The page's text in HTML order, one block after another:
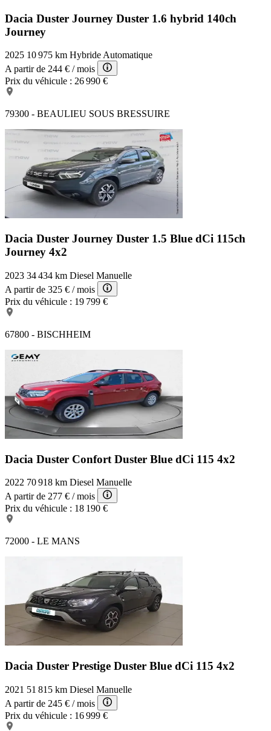
Dacia Duster Journey Duster 1.6 hybrid 140ch
Journey
2025 10 975 km HybrideAutomatique
A partir de 244 € / mois
Prix du véhicule : 26 990 €
79300 - BEAULIEU SOUS BRESSUIRE
Dacia Duster Journey Duster 1.5 Blue dCi 115ch
Journey 4x2
2023 34 434 km Diesel Manuelle
A partir de 325 € / mois
Prix du véhicule : 19 799 €
67800 - BISCHHEIM
Dacia Duster Confort Duster Blue dCi 115 4x2
2022 70 918 km Diesel Manuelle
A partir de 277 € / mois
Prix du véhicule : 18 190 €
72000 - LE MANS
Dacia Duster Prestige Duster Blue dCi 115 4x2
2021 51 815 km Diesel Manuelle
A partir de 245 € / mois
Prix du véhicule : 16 999 €